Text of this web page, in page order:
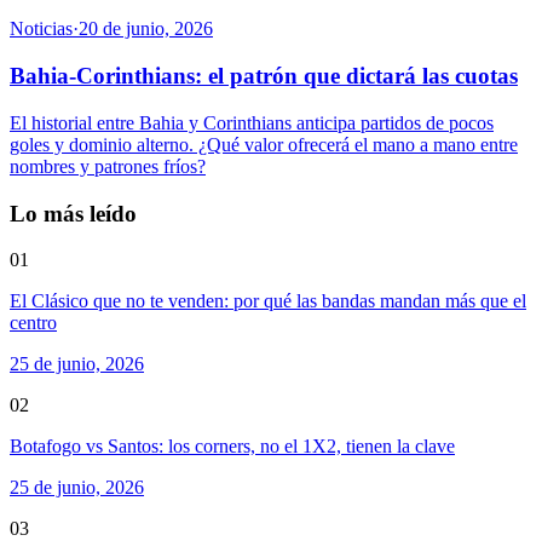
Noticias·20 de junio, 2026
Bahia-Corinthians: el patrón que dictará las cuotas
El historial entre Bahia y Corinthians anticipa partidos de pocos
goles y dominio alterno. ¿Qué valor ofrecerá el mano a mano entre
nombres y patrones fríos?
Lo más leído
01
El Clásico que no te venden: por qué las bandas mandan más que el
centro
25 de junio, 2026
02
Botafogo vs Santos: los corners, no el 1X2, tienen la clave
25 de junio, 2026
03